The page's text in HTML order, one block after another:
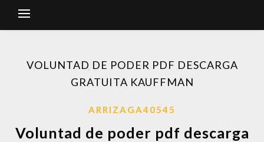
VOLUNTAD DE PODER PDF DESCARGA
GRATUITA KAUFFMAN
ARRIZAGA40545
Voluntad de poder pdf descarga